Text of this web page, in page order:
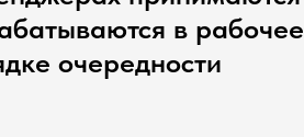
в рабочее
очередности